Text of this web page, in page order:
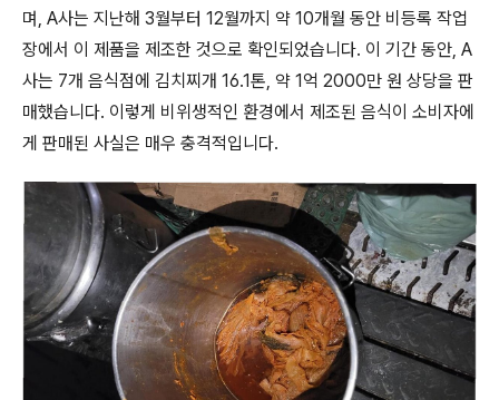
며, A사는 지난해 3월부터 12월까지 약 10개월 동안 비등록 작업
장에서 이 제품을 제조한 것으로 확인되었습니다. 이 기간 동안, A
사는 7개 음식점에 김치찌개 16.1톤, 약 1억 2000만 원 상당을 판
매했습니다. 이렇게 비위생적인 환경에서 제조된 음식이 소비자에
게 판매된 사실은 매우 충격적입니다.